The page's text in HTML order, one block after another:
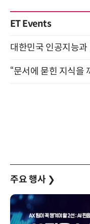
ET Events
주요 행사 ❯